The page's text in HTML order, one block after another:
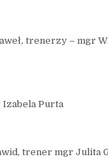
trenerzy – mgr
Izabela Purta
trener mgr Julita